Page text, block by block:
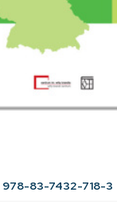
978-83-7432-718-3